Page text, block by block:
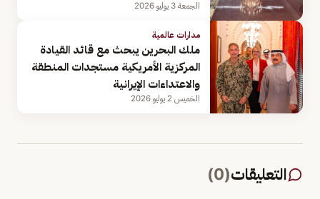
الجمعة 3 يوليو 2026
مدارات عالمية
ملك البحرين يبحث مع قائد القيادة
المركزية الأمريكية مستجدات المنطقة
والاعتداءات الإيرانية
الخميس 2 يوليو 2026
التعليقات(
0
)